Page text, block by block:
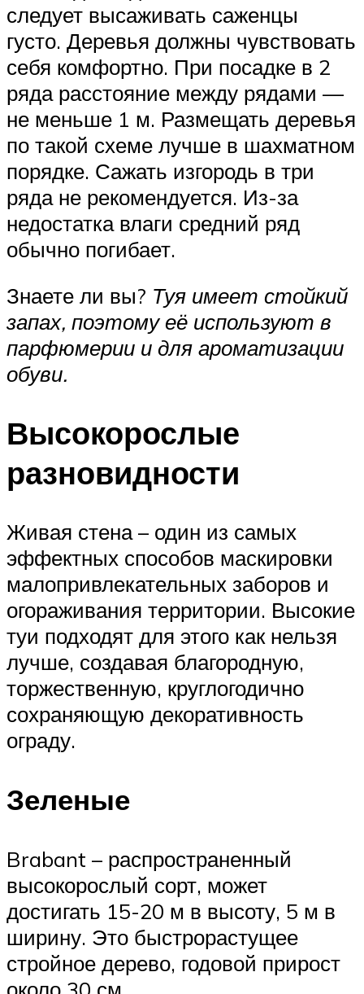
следует высаживать саженцы
густо. Деревья должны чувствовать
себя комфортно. При посадке в 2
ряда расстояние между рядами —
не меньше 1 м. Размещать деревья
по такой схеме лучше в шахматном
порядке. Сажать изгородь в три
ряда не рекомендуется. Из-за
недостатка влаги средний ряд
обычно погибает.
Знаете ли вы? Туя имеет стойкий
запах, поэтому её используют в
парфюмерии и для ароматизации
обуви.
Высокорослые
разновидности
Живая стена – один из самых
эффектных способов маскировки
малопривлекательных заборов и
огораживания территории. Высокие
туи подходят для этого как нельзя
лучше, создавая благородную,
торжественную, круглогодично
сохраняющую декоративность
ограду.
Зеленые
Brabant – распространенный
высокорослый сорт, может
достигать 15-20 м в высоту, 5 м в
ширину. Это быстрорастущее
стройное дерево, годовой прирост